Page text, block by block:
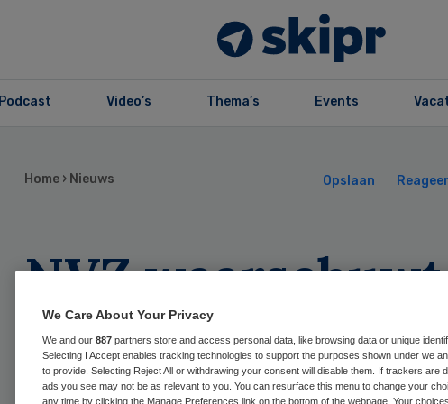
Podcast Video’s Thema’s Events
Home › Nieuws Opslaan
NVZ waarschuwt
Klink voor
wanorde
We Care About Your Privacy
We and our 887 partners store and access personal data, like browsing data or unique
Selecting I Accept enables tracking technologies to support the purposes shown under we
to provide. Selecting Reject All or withdrawing your consent will disable them. If trackers are
ads you see may not be as relevant to you. You can resurface this menu to change your
any time by clicking the Manage Preferences link on the bottom of the webpage. Your